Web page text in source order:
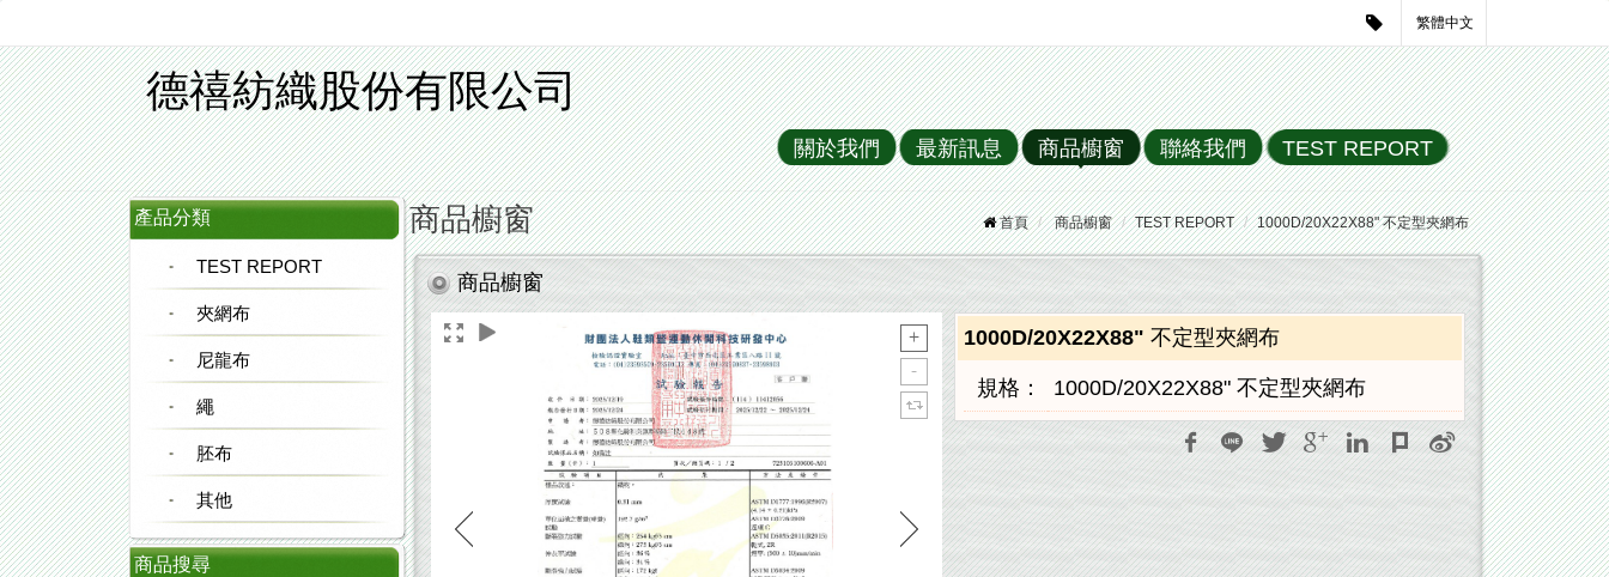
繁體中文
德禧紡織股份有限公司
關於我們 最新訊息 商品櫥窗 聯絡我們 TEST REPORT
產品分類
TEST REPORT
夾網布
尼龍布
繩
胚布
其他
商品搜尋
商品櫥窗 首頁 商品櫥窗 TEST REPORT 1000D/20X22X88" 不定型夾網布
商品櫥窗
1000D/20X22X88" 不定型夾網布
規格： 1000D/20X22X88" 不定型夾網布